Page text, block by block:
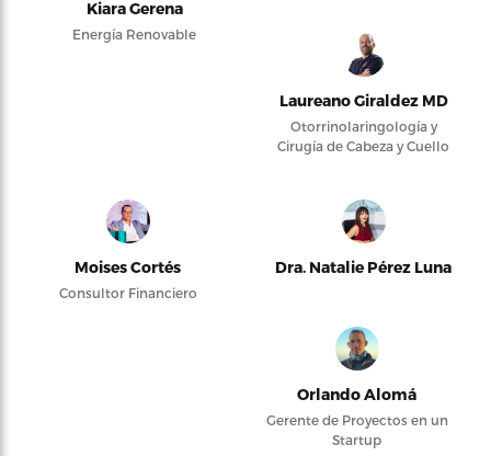
Kiara Gerena
Energía Renovable
Laureano Giraldez MD
Otorrinolaringología y
Cirugía de Cabeza y Cuello
Moises Cortés
Consultor Financiero
Dra. Natalie Pérez Luna
Orlando Alomá
Gerente de Proyectos en un
Startup